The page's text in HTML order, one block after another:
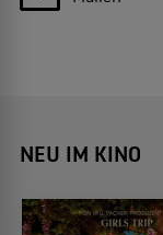
NEU IM KINO